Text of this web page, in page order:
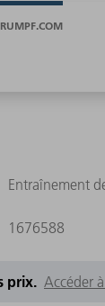
Entraînement
1676588
prix. Accéder